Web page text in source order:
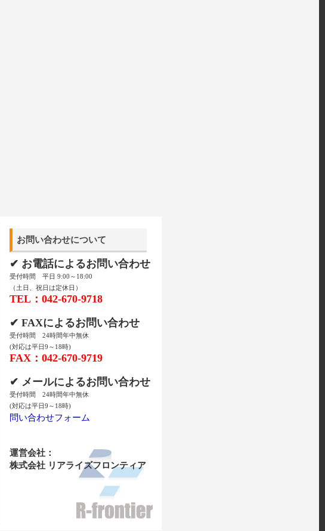
お問い合わせについて
✔ お電話によるお問い合わせ
受付時間 平日 9:00～18:00
（土日、祝日は定休日）
TEL：042-670-9718
✔ FAXによるお問い合わせ
受付時間 24時間年中無休
(対応は平日9～18時)
FAX：042-670-9719
✔ メールによるお問い合わせ
受付時間 24時間年中無休
(対応は平日9～18時)
問い合わせフォーム
運営会社：
株式会社 リアライズフロンティア